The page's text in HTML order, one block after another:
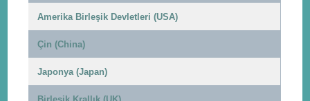
Amerika Birleşik Devletleri (USA)
Çin (China)
Japonya (Japan)
Birleşik Krallık (UK)